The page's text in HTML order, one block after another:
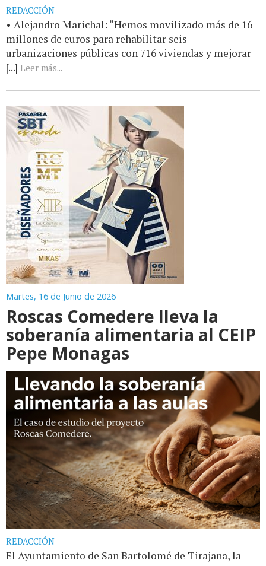
REDACCIÓN
• Alejandro Marichal: “Hemos movilizado más de 16
millones de euros para rehabilitar seis
urbanizaciones públicas con 716 viviendas y mejorar
[...] Leer más...
Martes, 16 de Junio de 2026
Roscas Comedere lleva la
soberanía alimentaria al CEIP
Pepe Monagas
REDACCIÓN
El Ayuntamiento de San Bartolomé de Tirajana, la